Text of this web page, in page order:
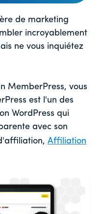
de marketing
incroyablement
ne vous inquiétez
MemberPress, vous
est l'un des
WordPress qui
avec son
Affiliation